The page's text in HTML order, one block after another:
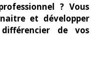
? Vous
et développer
de vos